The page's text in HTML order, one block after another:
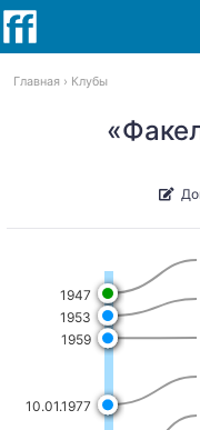
Главная Клубы
1947
1953
1959
10.01.1977